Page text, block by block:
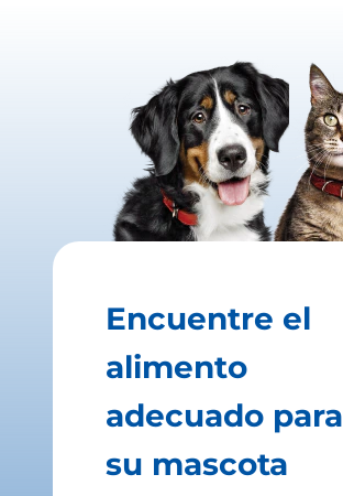
Encuentre el
alimento
adecuado para
su mascota